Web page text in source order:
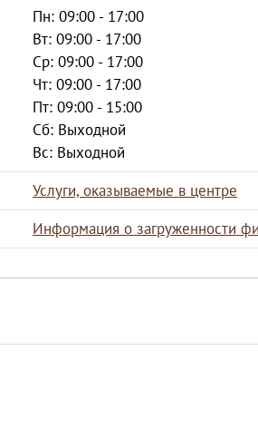
Пн: 09:00 - 17:00
Вт: 09:00 - 17:00
Ср: 09:00 - 17:00
Чт: 09:00 - 17:00
Пт: 09:00 - 15:00
Сб: Выходной
Вс: Выходной
Услуги, оказываемые в центре
Информация о загруженности